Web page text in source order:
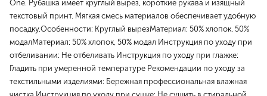
One. Рубашка имеет круглый вырез, короткие рукава и изящный
текстовый принт. Мягкая смесь материалов обеспечивает удобную
посадку.Особенности: Круглый вырезМатериал: 50% хлопок, 50%
модалМатериал: 50% хлопок, 50% модал Инструкция по уходу при
отбеливании: Не отбеливать Инструкция по уходу при глажке:
Гладить при умеренной температуре Рекомендации по уходу за
текстильными изделиями: Бережная профессиональная влажная